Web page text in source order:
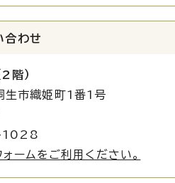
合わせ
階）
市織姫町1番1号
1028
ームをご利用ください。